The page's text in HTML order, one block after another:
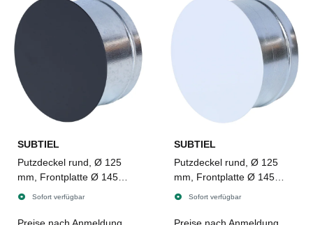
SUBTIEL
Putzdeckel rund, Ø 125
mm, Frontplatte Ø 145
mm, SCHWARZ matt
Sofort verfügbar
SUBTIEL
Putzdeckel rund, Ø 125
mm, Frontplatte Ø 145
mm, weiß
Sofort verfügbar